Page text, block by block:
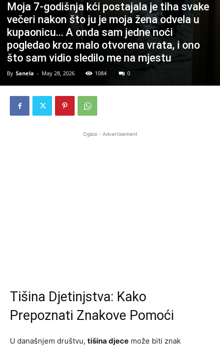
Moja 7-godišnja kći postajala je tiha svake
večeri nakon što ju je moja žena odvela u
kupaonicu… A onda sam jedne noći
pogledao kroz malo otvorena vrata, i ono
što sam vidio sledilo me na mjestu
By Sanela - May 28, 2026 1084 0
Oglasi - Advertisement
Tišina Djetinjstva: Kako
Prepoznati Znakove Pomoći
U današnjem društvu, tišina djece može biti znak